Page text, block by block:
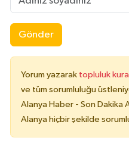
Gönder
Yorum yazarak topluluk
ve tüm sorumluluğu
Alanya Haber - Son Dakika
Alanya hiçbir şekilde